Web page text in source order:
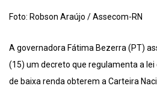
Foto: Robson Araújo / Assecom-RN
A governadora Fátima Bezerra (PT)
(15) um decreto que regulamenta a lei
de baixa renda obterem a Carteira